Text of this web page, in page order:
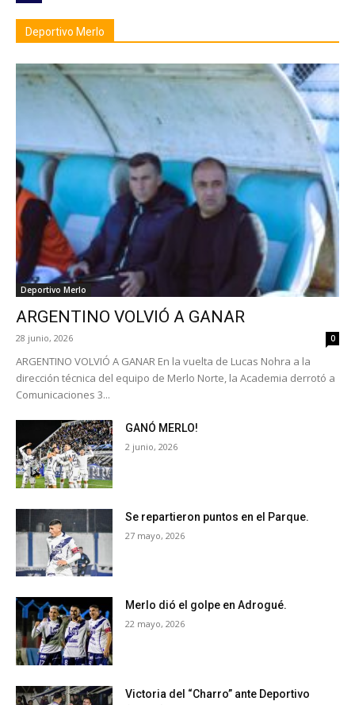
Deportivo Merlo
Deportivo Merlo
ARGENTINO VOLVIÓ A GANAR
28 junio, 2026 0
ARGENTINO VOLVIÓ A GANAR En la vuelta de Lucas Nohra a la
dirección técnica del equipo de Merlo Norte, la Academia derrotó a
Comunicaciones 3...
GANÓ MERLO!
2 junio, 2026
Se repartieron puntos en el Parque.
27 mayo, 2026
Merlo dió el golpe en Adrogué.
22 mayo, 2026
Victoria del “Charro” ante Deportivo